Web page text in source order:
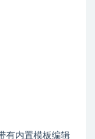
有内置模板编辑